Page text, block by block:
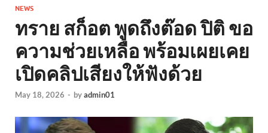
NEWS
ทราย สก็อต พูดถึงต๊อด ปิติ ขอ
ความช่วยเหลือ พร้อมเผยเคย
เปิดคลิปเสียงให้ฟังด้วย
May 18, 2026 - byadmin01